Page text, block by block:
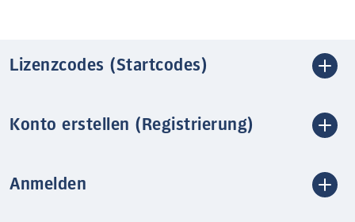
Lizenzcodes (Startcodes)
Konto erstellen (Registrierung)
Anmelden